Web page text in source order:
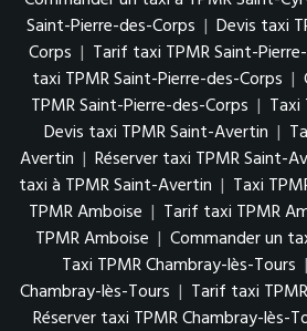
Saint-Pierre-des-Corps | Devis taxi
Corps | Tarif taxi TPMR Saint-
taxi TPMR Saint-Pierre-des-Corps |
TPMR Saint-Pierre-des-Corps | Taxi
Devis taxi TPMR Saint-Avertin |
Avertin | Réserver taxi TPMR Saint-
taxi à TPMR Saint-Avertin | Taxi
TPMR Amboise | Tarif taxi TPMR
TPMR Amboise | Commander un
Taxi TPMR Chambray-lès-Tours |
Chambray-lès-Tours | Tarif taxi
Réserver taxi TPMR Chambray-lès-